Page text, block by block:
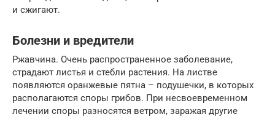
и сжигают.
Болезни и вредители
Ржавчина. Очень распространенное заболевание,
страдают листья и стебли растения. На листве
появляются оранжевые пятна – подушечки, в которых
располагаются споры грибов. При несвоевременном
лечении споры разносятся ветром, заражая другие